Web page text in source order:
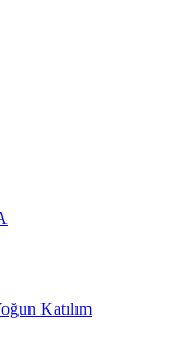
Katılım